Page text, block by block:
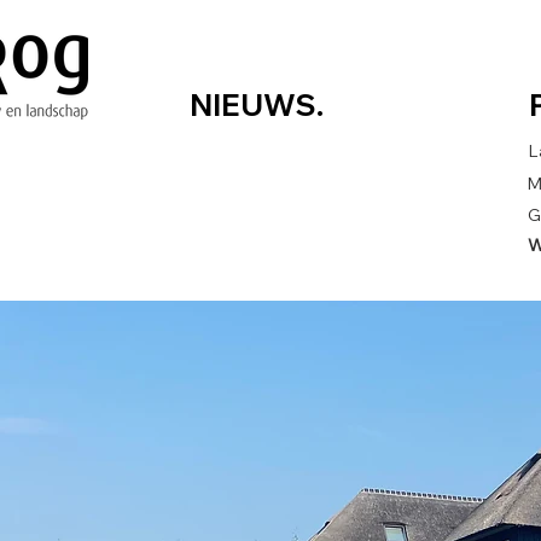
NIEUWS.
Landschappelijk